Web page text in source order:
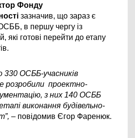
Фонду
зазначив, що зараз є
ОСББ, в першу чергу із
які готові перейти до етапу
330 ОСББ-учасників
розробили  проектно-
з них 140 ОСББ
виконання будівельно-
– повідомив Єгор Фаренюк.